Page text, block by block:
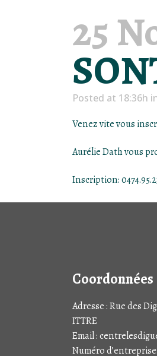
25
Posted at 18:36h
Venez vite vous
Aurélie Dath vous
Inscription:
Coordonnées
Adresse : Rue des
ITTRE
Email :
Numéro